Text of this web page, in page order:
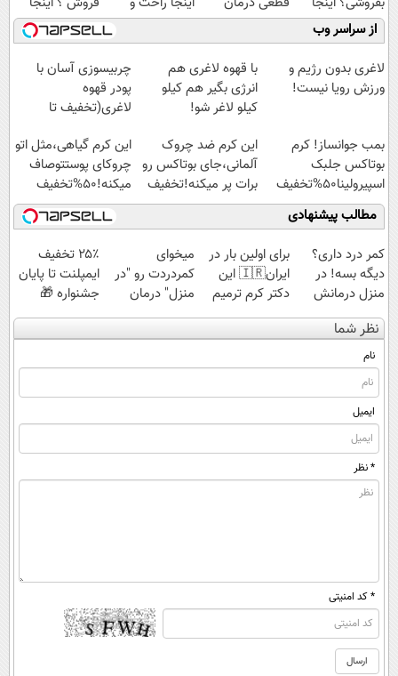
به سرعت فروش
میره
کنید!
◗پرسش‌نامه◖
سریع بفروشش
سریع و راحت
بفروش
از سراسر وب
لاغری بدون رژیم و
ورزش رویا نیست!
با قهوه لاغری هم
انرژی بگیر هم کیلو
کیلو لاغر شو!
چربیسوزی آسان با
پودر قهوه
لاغری(تخفیف تا
بمب جوانساز! کرم
بوتاکس جلبک
اسپیرولینا50%تخفیف
این کرم ضد چروک
آلمانی،جای بوتاکس رو
برات پر میکنه!تخفیف
تا امشب
این کرم گیاهی،مثل اتو
چروکای پوستتوصاف
میکنه!50%تخفیف
مطالب پیشنهادی
کمر درد داری؟
دیگه بسه! در
منزل درمانش
کن
(◀پرسش‌نامه)
برای اولین بار در
ایران🇮🇷 این
دکتر کرم ترمیم
کننده 23 روزه
ساخت!
میخوای
کمردردت رو "در
منزل" درمان
کنی؟ (◂فیلم +
◂پرسش‌نامه)
۲۵٪ تخفیف
ایمپلنت تا پایان
جشنواره 🎁
نظر شما
نام
ایمیل
* نظر
* کد امنیتی